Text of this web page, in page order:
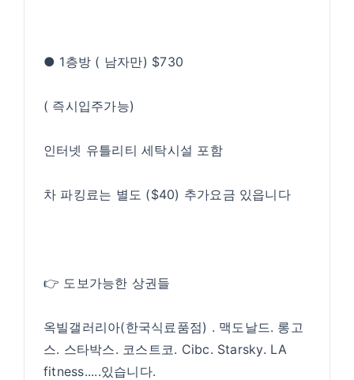
● 1층방 ( 남자만) $730
( 즉시입주가능)
인터넷 유틀리티 세탁시설 포함
차 파킹료는 별도 ($40) 추가요금 있읍니다
👉 도보가능한 상권들
옥빌갤러리아(한국식료품점) . 맥도날드. 롱고
스. 스타박스. 코스트코. Cibc. Starsky. LA
fitness.....있습니다.